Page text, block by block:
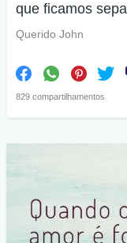
que ficamos
Querido John
829 compartilhamentos